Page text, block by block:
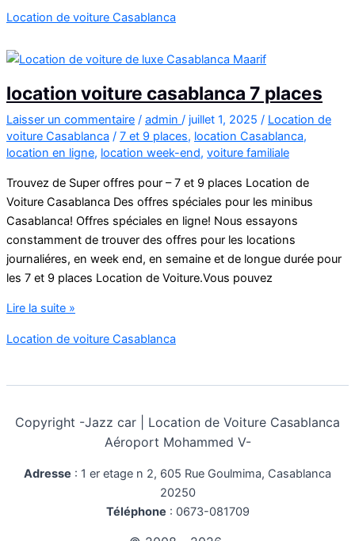
Alfa
Giulietta
Location de voiture Casablanca
location voiture casablanca 7 places
Laisser un commentaire / admin / juillet 1, 2025 / Location de
voiture Casablanca / 7 et 9 places, location Casablanca,
location en ligne, location week-end, voiture familiale
Trouvez de Super offres pour – 7 et 9 places Location de
Voiture Casablanca Des offres spéciales pour les minibus
Casablanca! Offres spéciales en ligne! Nous essayons
constamment de trouver des offres pour les locations
journaliéres, en week end, en semaine et de longue durée pour
les 7 et 9 places Location de Voiture.Vous pouvez
location
casablanca
places
Lire la suite »
Location de voiture Casablanca
Copyright -Jazz car | Location de Voiture Casablanca
Aéroport Mohammed V-
Adresse : 1 er etage n 2, 605 Rue Goulmima, Casablanca
20250
Téléphone : 0673-081709